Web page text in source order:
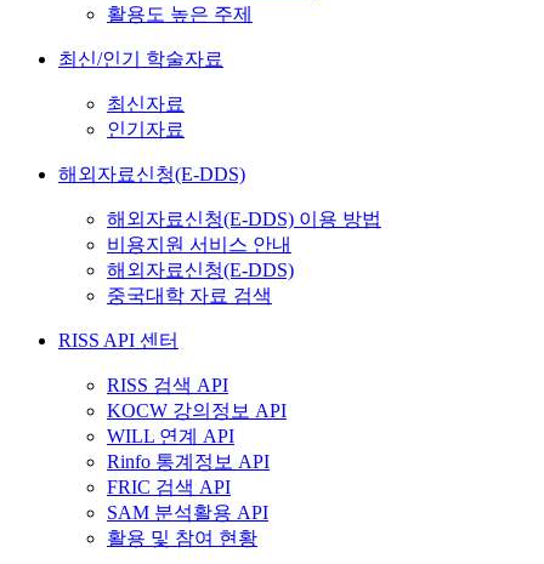
활용도 높은 주제
최신/인기 학술자료
최신자료
인기자료
해외자료신청(E-DDS)
해외자료신청(E-DDS) 이용 방법
비용지원 서비스 안내
해외자료신청(E-DDS)
중국대학 자료 검색
RISS API 센터
RISS 검색 API
KOCW 강의정보 API
WILL 연계 API
Rinfo 통계정보 API
FRIC 검색 API
SAM 분석활용 API
활용 및 참여 현황